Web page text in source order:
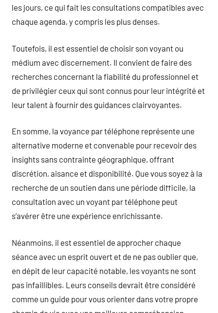
les jours, ce qui fait les consultations compatibles avec
chaque agenda, y compris les plus denses.
Toutefois, il est essentiel de choisir son voyant ou
médium avec discernement. Il convient de faire des
recherches concernant la fiabilité du professionnel et
de privilégier ceux qui sont connus pour leur intégrité et
leur talent à fournir des guidances clairvoyantes.
En somme, la voyance par téléphone représente une
alternative moderne et convenable pour recevoir des
insights sans contrainte géographique, offrant
discrétion, aisance et disponibilité. Que vous soyez à la
recherche de un soutien dans une période difficile, la
consultation avec un voyant par téléphone peut
s’avérer être une expérience enrichissante.
Néanmoins, il est essentiel de approcher chaque
séance avec un esprit ouvert et de ne pas oublier que,
en dépit de leur capacité notable, les voyants ne sont
pas infaillibles. Leurs conseils devrait être considéré
comme un guide pour vous orienter dans votre propre